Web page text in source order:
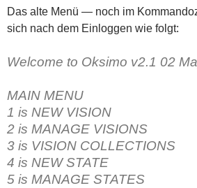
Das alte Menü — noch im
sich nach dem Einloggen wie folgt:
Welcome to Oksimo v2.1 02
MAIN MENU
1 is NEW VISION
2 is MANAGE VISIONS
3 is VISION COLLECTIONS
4 is NEW STATE
5 is MANAGE STATES